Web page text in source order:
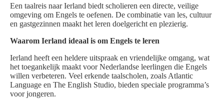
Een taalreis naar Ierland biedt scholieren een directe, veilige
omgeving om Engels te oefenen. De combinatie van les, cultuur
en gastgezinnen maakt het leren doelgericht en plezierig.
Waarom Ierland ideaal is om Engels te leren
Ierland heeft een heldere uitspraak en vriendelijke omgang, wat
het toegankelijk maakt voor Nederlandse leerlingen die Engels
willen verbeteren. Veel erkende taalscholen, zoals Atlantic
Language en The English Studio, bieden speciale programma’s
voor jongeren.